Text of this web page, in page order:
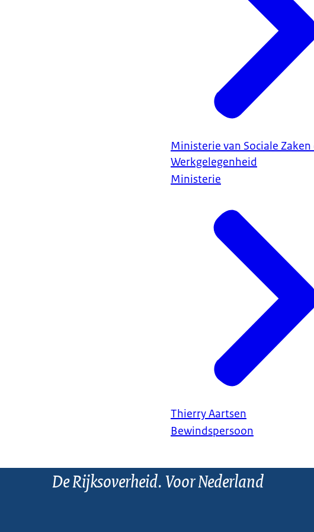
Ministerie van Sociale Zaken
Werkgelegenheid
Ministerie
Thierry Aartsen
Bewindspersoon
De Rijksoverheid. Voor Nederland